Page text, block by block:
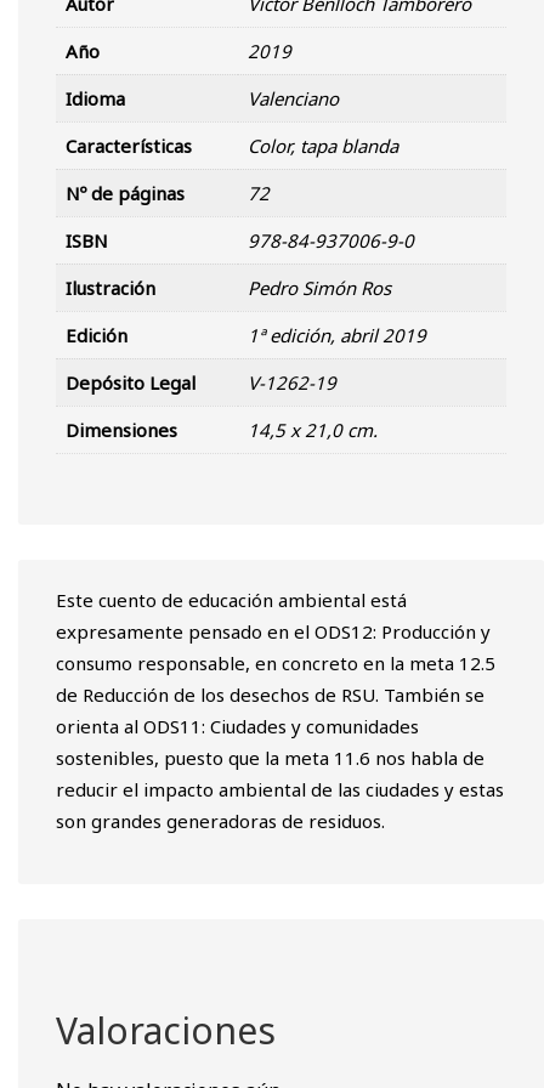
Año
2019
Idioma
Valenciano
Características
Color, tapa blanda
Nº de páginas
72
ISBN
978-84-937006-9-0
Ilustración
Pedro Simón Ros
Edición
1ª edición, abril 2019
Depósito Legal
V-1262-19
Dimensiones
14,5 x 21,0 cm.
Este cuento de educación ambiental está
expresamente pensado en el ODS12: Producción y
consumo responsable, en concreto en la meta 12.5
de Reducción de los desechos de RSU. También se
orienta al ODS11: Ciudades y comunidades
sostenibles, puesto que la meta 11.6 nos habla de
reducir el impacto ambiental de las ciudades y estas
son grandes generadoras de residuos.
Valoraciones